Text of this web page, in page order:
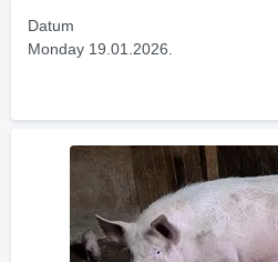
Datum
Monday 19.01.2026.